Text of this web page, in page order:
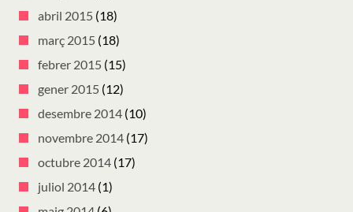
abril 2015 (18)
març 2015 (18)
febrer 2015 (15)
gener 2015 (12)
desembre 2014 (10)
novembre 2014 (17)
octubre 2014 (17)
juliol 2014 (1)